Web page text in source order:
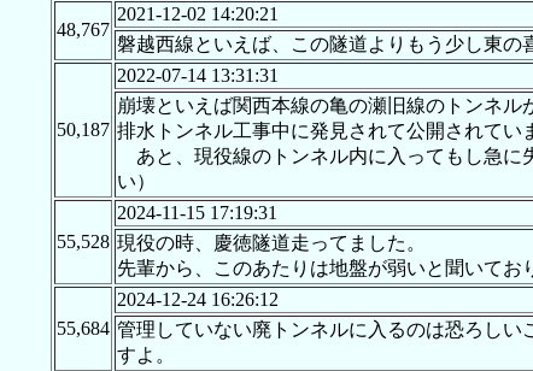
48,767
2021-12-02 14:20:21
磐越西線といえば、この隧道よりもう少し東
50,187
2022-07-14 13:31:31
崩壊といえば関西本線の亀の瀬旧線のトンネ
排水トンネル工事中に発見されて公開されてい
あと、現役線のトンネル内に入ってもし急に
い）
55,528
2024-11-15 17:19:31
現役の時、慶徳隧道走ってました。
先輩から、このあたりは地盤が弱いと聞いてお
55,684
2024-12-24 16:26:12
管理していない廃トンネルに入るのは恐ろし
すよ。